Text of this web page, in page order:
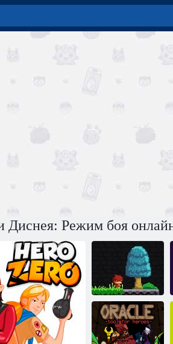
Диснея: Режим боя
Приключения
героя